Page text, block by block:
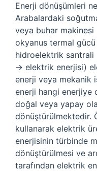
Enerji dönüşümleri
Arabalardaki
veya buhar makinesi
okyanus termal
hidroelektrik santrali
→ elektrik enerjisi)
enerji veya mekanik
enerji hangi enerjiye
doğal veya yapay
dönüştürülmektedir.
kullanarak elektrik
enerjisinin türbinde
dönüştürülmesi ve
tarafından elektrik